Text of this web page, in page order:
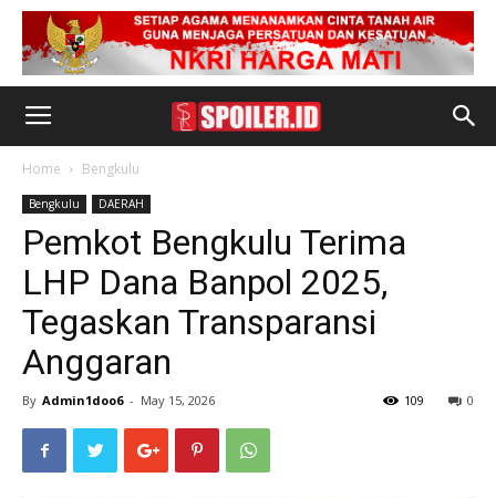
Home Bengkulu
Bengkulu DAERAH
Pemkot Bengkulu Terima
LHP Dana Banpol 2025,
Tegaskan Transparansi
Anggaran
By Admin1doo6 - May 15, 2026 0
109